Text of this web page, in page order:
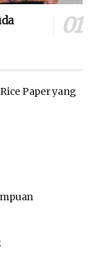
Paper yang